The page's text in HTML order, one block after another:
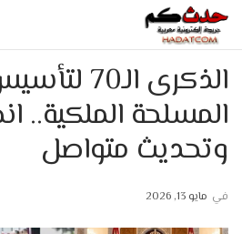
الذكرى
المسلحة الملكية..
وتحديث متواصل
في مايو 13, 2026